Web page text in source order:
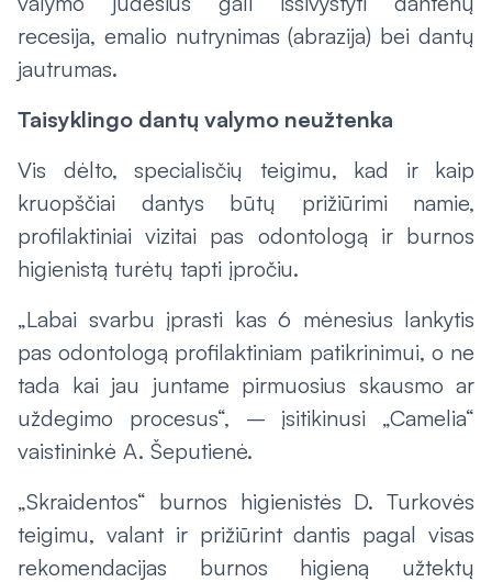
recesija, emalio nutrynimas (abrazija) bei dantų
jautrumas.
Taisyklingo dantų valymo neužtenka
Vis dėlto, specialisčių teigimu, kad ir kaip
kruopščiai dantys būtų prižiūrimi namie,
profilaktiniai vizitai pas odontologą ir burnos
higienistą turėtų tapti įpročiu.
„Labai svarbu įprasti kas 6 mėnesius lankytis
pas odontologą profilaktiniam patikrinimui, o ne
tada kai jau juntame pirmuosius skausmo ar
uždegimo procesus“, – įsitikinusi „Camelia“
vaistininkė A. Šeputienė.
„Skraidentos“ burnos higienistės D. Turkovės
teigimu, valant ir prižiūrint dantis pagal visas
rekomendacijas burnos higieną užtektų